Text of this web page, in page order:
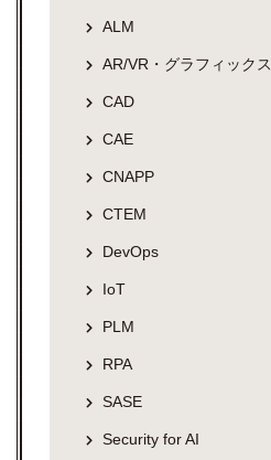
ALM
AR/VR・グラフィックス
CAD
CAE
CNAPP
CTEM
DevOps
IoT
PLM
RPA
SASE
Security for AI